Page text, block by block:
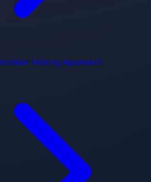
Making Approach